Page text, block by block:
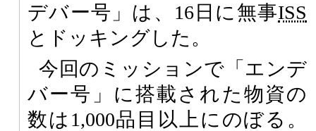
デバー号」は、16日に無事ISS
とドッキングした。
今回のミッションで「エンデ
バー号」に搭載された物資の
数は1,000品目以上にのぼる。